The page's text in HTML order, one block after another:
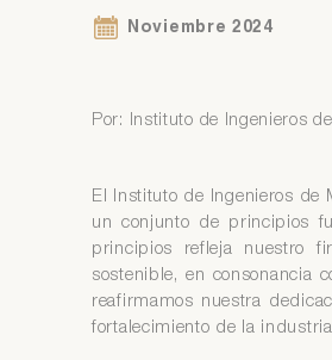
Noviembre 2024
Por: Instituto de Ingenieros
El Instituto de Ingenieros de
un conjunto de principios
principios refleja nuestro
sostenible, en consonancia
reafirmamos nuestra
fortalecimiento de la